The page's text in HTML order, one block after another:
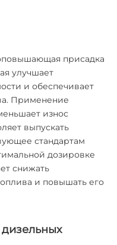
присадка
улучшает
и обеспечивает
Применение
износ
выпускать
стандартам
дозировке
снижать
и повышать его